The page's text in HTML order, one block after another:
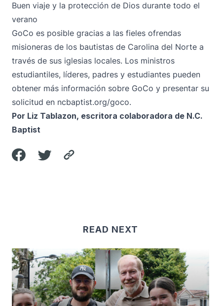
Buen viaje y la protección de Dios durante todo el
verano
GoCo es posible gracias a las fieles ofrendas
misioneras de los bautistas de Carolina del Norte a
través de sus iglesias locales. Los ministros
estudiantiles, líderes, padres y estudiantes pueden
obtener más información sobre GoCo y presentar su
solicitud en ncbaptist.org/goco.
Por Liz Tablazon, escritora colaboradora de N.C.
Baptist
READ NEXT